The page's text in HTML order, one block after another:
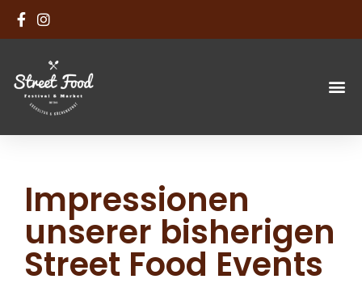
Impressionen
unserer bisherigen
Street Food Events